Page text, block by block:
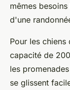
mêmes
d'une
Pour les
capacité de
les
se glissent